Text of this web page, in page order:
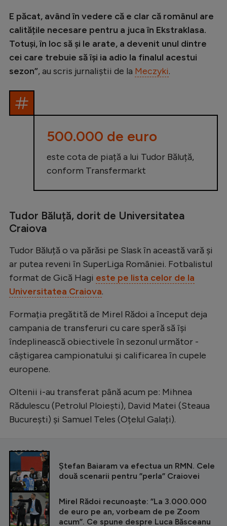
E păcat, având în vedere că e clar că românul are
calitățile necesare pentru a juca în Ekstraklasa.
Totuși, în loc să și le arate, a devenit unul dintre
cei care trebuie să își ia adio la finalul acestui
sezon”, au scris jurnaliștii de la Meczyki.
500.000 de euro
este cota de piață a lui Tudor Băluță,
conform Transfermarkt
Tudor Băluță, dorit de Universitatea
Craiova
Tudor Băluță o va părăsi pe Slask în această vară și
ar putea reveni în SuperLiga României. Fotbalistul
format de Gică Hagi este pe lista celor de la
Universitatea Craiova.
Formația pregătită de Mirel Rădoi a început deja
campania de transferuri cu care speră să își
îndeplinească obiectivele în sezonul următor -
câștigarea campionatului și calificarea în cupele
europene.
Oltenii i-au transferat până acum pe: Mihnea
Rădulescu (Petrolul Ploiești), David Matei (Steaua
București) și Samuel Teles (Oțelul Galați).
CITEȘTE ȘI
Ștefan Baiaram va efectua un RMN. Cele
două scenarii pentru ”perla” Craiovei
Mirel Rădoi recunoaște: ”La 3.000.000
de euro pe an, vorbeam de pe Zoom
acum”. Ce spune despre Luca Băsceanu